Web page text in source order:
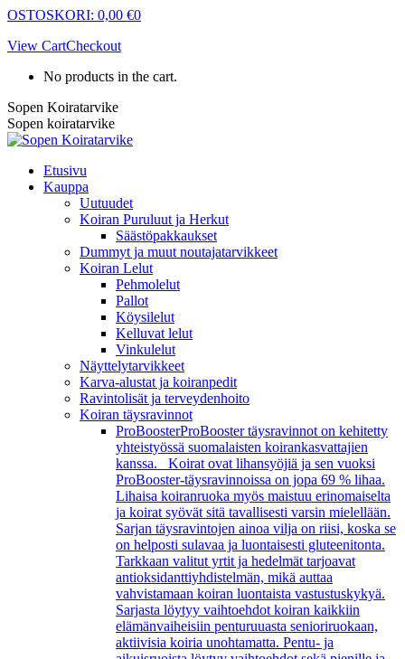
Skip
content
OSTOSKORI: 0,00 €0
View CartCheckout
No products in the cart.
Sopen Koiratarvike
Sopen koiratarvike
Etusivu
Kauppa
Uutuudet
Koiran Puruluut ja Herkut
Säästöpakkaukset
Dummyt ja muut noutajatarvikkeet
Koiran Lelut
Pehmolelut
Pallot
Köysilelut
Kelluvat lelut
Vinkulelut
Näyttelytarvikkeet
Karva-alustat ja koiranpedit
Ravintolisät ja terveydenhoito
Koiran täysravinnot
ProBoosterProBooster täysravinnot on kehitetty
yhteistyössä suomalaisten koirankasvattajien
kanssa. Koirat ovat lihansyöjiä ja sen vuoksi
ProBooster-täysravinnoissa on jopa 69 % lihaa.
Lihaisa koiranruoka myös maistuu erinomaiselta
ja koirat syövät sitä tavallisesti varsin mielellään.
Sarjan täysravintojen ainoa vilja on riisi, koska se
on helposti sulavaa ja luontaisesti gluteenitonta.
Tarkkaan valitut yrtit ja hedelmät tarjoavat
antioksidanttiyhdistelmän, mikä auttaa
vahvistamaan koiran luontaista vastustuskykyä.
Sarjasta löytyy vaihtoehdot koiran kaikkiin
elämänvaiheisiin penturuuasta senioriruokaan,
aktiivisia koiria unohtamatta. Pentu- ja